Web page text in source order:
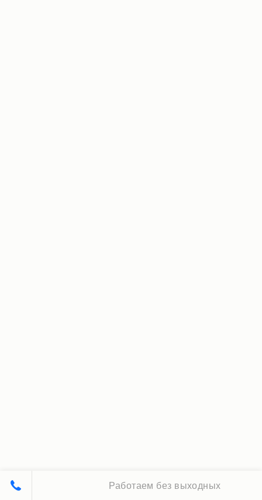
Работаем без выходных